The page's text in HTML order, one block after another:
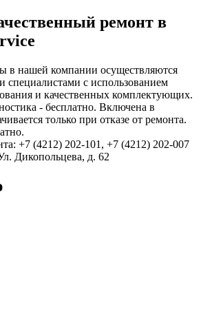
ремонт в
в нашей компании осуществляются
с использованием
и качественных комплектующих.
- бесплатно. Включена в
только при отказе от ремонта.
+7 (4212) 202-101, +7 (4212) 202-007
Дикопольцева, д. 62